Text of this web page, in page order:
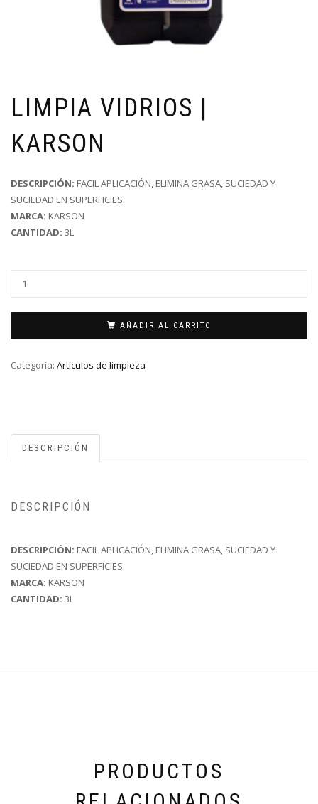
LIMPIA VIDRIOS |
KARSON
DESCRIPCIÓN: FACIL APLICACIÓN, ELIMINA GRASA, SUCIEDAD Y
SUCIEDAD EN SUPERFICIES.
MARCA: KARSON
CANTIDAD: 3L
AÑADIR AL CARRITO
Categoría: Artículos de limpieza
DESCRIPCIÓN
DESCRIPCIÓN
DESCRIPCIÓN: FACIL APLICACIÓN, ELIMINA GRASA, SUCIEDAD Y
SUCIEDAD EN SUPERFICIES.
MARCA: KARSON
CANTIDAD: 3L
PRODUCTOS